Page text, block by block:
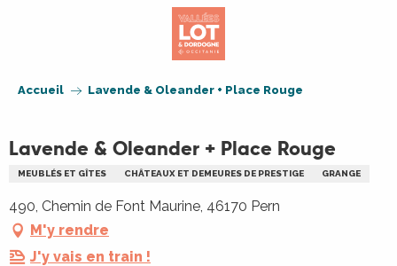
Accueil Lavende & Oleander + Place Rouge
Lavende & Oleander + Place Rouge
MEUBLÉS ET GÎTES CHÂTEAUX ET DEMEURES DE PRESTIGE GRANGE
490, Chemin de Font Maurine, 46170 Pern
M'y rendre
J'y vais en train !